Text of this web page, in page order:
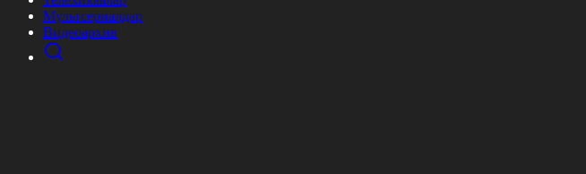
Мультсериалдар
Видеоархив